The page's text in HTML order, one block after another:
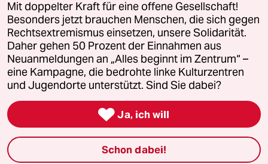
Alle Rechte vorbehalten. Bei rechtlichen Fragen oder für Genehmigungen
wenden Sie sich bitte an
lizenzen@taz.de
Feedback Redaktionsstatut Kommune-Richtlinien
Leitlinie Informant Datenschutz Impressum AGB
Seitenwende Einwilligungen widerrufen (Ads)
Mit doppelter Kraft für eine offene Gesellschaft!
Besonders jetzt brauchen Menschen, die sich gegen
Rechtsextremismus einsetzen, unsere Solidarität.
Daher gehen 50 Prozent der Einnahmen aus
Neuanmeldungen an „Alles beginnt im Zentrum“ –
eine Kampagne, die bedrohte linke Kulturzentren
und Jugendorte unterstützt. Sind Sie dabei?
 Ja, ich will
Schon dabei!